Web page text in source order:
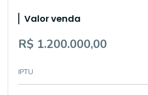
Valor venda
R$ 1.200.000,00
IPTU